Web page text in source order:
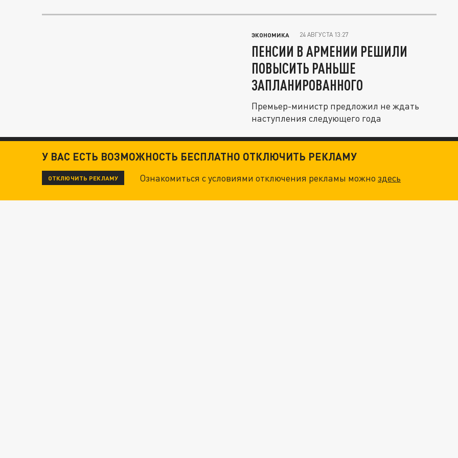
ЭКОНОМИКА 24 АВГУСТА 13:27
ПЕНСИИ В АРМЕНИИ РЕШИЛИ
ПОВЫСИТЬ РАНЬШЕ
ЗАПЛАНИРОВАННОГО
Премьер-министр предложил не ждать
наступления следующего года
У ВАС ЕСТЬ ВОЗМОЖНОСТЬ БЕСПЛАТНО ОТКЛЮЧИТЬ РЕКЛАМУ
ОТКЛЮЧИТЬ РЕКЛАМУ Ознакомиться с условиями отключения рекламы можноздесь